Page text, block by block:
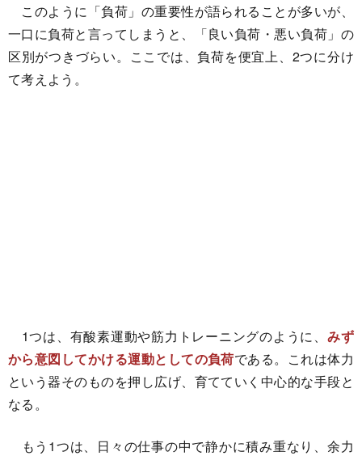
このように「負荷」の重要性が語られることが多いが、
一口に負荷と言ってしまうと、「良い負荷・悪い負荷」の
区別がつきづらい。ここでは、負荷を便宜上、2つに分け
て考えよう。
1つは、有酸素運動や筋力トレーニングのように、 みず
から意図してかける運動としての負荷である。これは体力
という器そのものを押し広げ、育てていく中心的な手段と
なる。
もう1つは、日々の仕事の中で静かに積み重なり、余力